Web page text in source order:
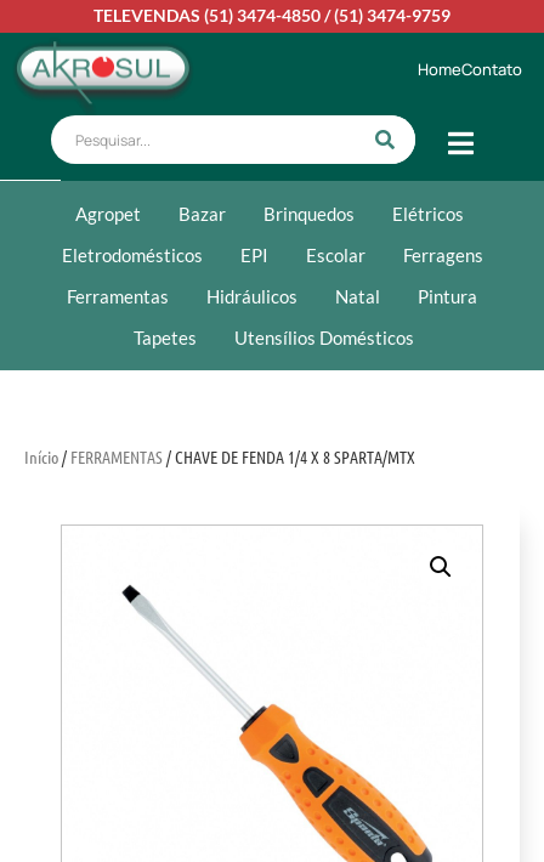
TELEVENDAS (51) 3474-4850/(51) 3474-9759
HomeContato
Agropet Bazar Brinquedos
Elétricos
Eletrodomésticos
EPI Escolar
Ferragens
Ferramentas
Hidráulicos Natal
Pintura
Tapetes
Utensílios Domésticos
Início/ FERRAMENTAS/ CHAVE DE FENDA 1/4 X 8 SPARTA/MTX